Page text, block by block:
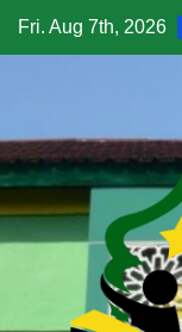
Fri. Aug 7th, 2026